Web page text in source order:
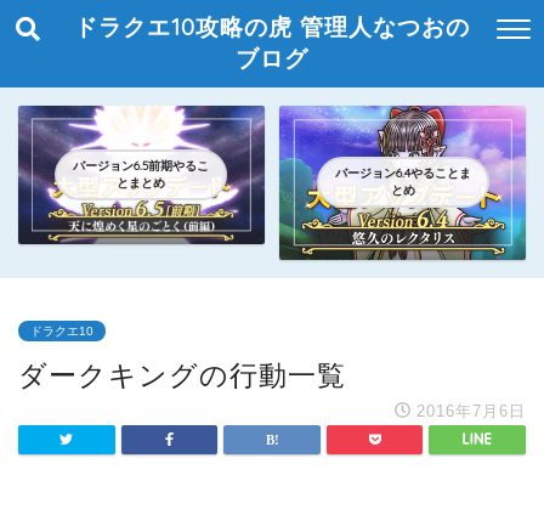
ドラクエ10攻略の虎 管理人なつおの
ブログ
バージョン6.5前期やるこ
とまとめ
バージョン6.4やることま
とめ
ドラクエ10
ダークキングの行動一覧
2016年7月6日